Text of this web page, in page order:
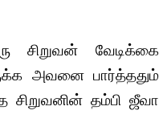
சிறுவன் வேடிக்கை
அவனை பார்த்ததும்
சிறுவனின் தம்பி ஜீவா